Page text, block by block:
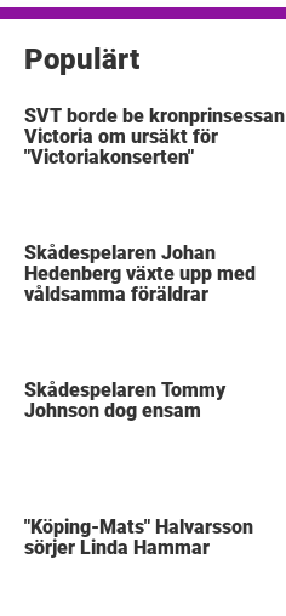
Populärt
SVT borde be kronprinsessan
Victoria om ursäkt för
"Victoriakonserten"
Skådespelaren Johan
Hedenberg växte upp med
våldsamma föräldrar
Skådespelaren Tommy
Johnson dog ensam
"Köping-Mats" Halvarsson
sörjer Linda Hammar